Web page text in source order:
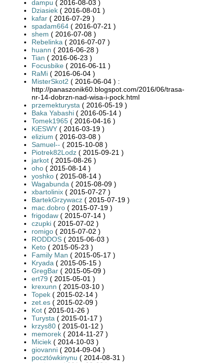
dampu ( 2016-08-03 )
Dziasiek ( 2016-08-01 )
kafar ( 2016-07-29 )
spadam664 ( 2016-07-21 )
shem ( 2016-07-08 )
Rebelinka ( 2016-07-07 )
huann ( 2016-06-28 )
Tian ( 2016-06-23 )
Focusbike ( 2016-06-11 )
RaMi ( 2016-06-04 )
MisterSkot2 ( 2016-06-04 ) :
http://panaszonik60.blogspot.com/2016/06/trasa-
nr-14-dobrzn-nad-wisa-i-pock.html
przemekturysta ( 2016-05-19 )
Baka Yabashi ( 2016-05-14 )
Tomek1965 ( 2016-04-16 )
KiESWY ( 2016-03-19 )
elizium ( 2016-03-08 )
Samuel-- ( 2015-10-08 )
Piotrek82Lodz ( 2015-09-21 )
jarkot ( 2015-08-26 )
oho ( 2015-08-14 )
yoshko ( 2015-08-14 )
Wagabunda ( 2015-08-09 )
xbartolinix ( 2015-07-27 )
BartekGrzywacz ( 2015-07-19 )
mac.dobro ( 2015-07-19 )
frigodaw ( 2015-07-14 )
czupki ( 2015-07-02 )
romigo ( 2015-07-02 )
RODDOS ( 2015-06-03 )
Keto ( 2015-05-23 )
Family Man ( 2015-05-17 )
Kryada ( 2015-05-15 )
GregBar ( 2015-05-09 )
ert79 ( 2015-05-01 )
krexunn ( 2015-03-10 )
Topek ( 2015-02-14 )
zet.es ( 2015-02-09 )
Kot ( 2015-01-26 )
Turysta ( 2015-01-17 )
krzys80 ( 2015-01-12 )
memorek ( 2014-11-27 )
Miciek ( 2014-10-03 )
giovanni ( 2014-09-04 )
pocztówkinynu ( 2014-08-31 )